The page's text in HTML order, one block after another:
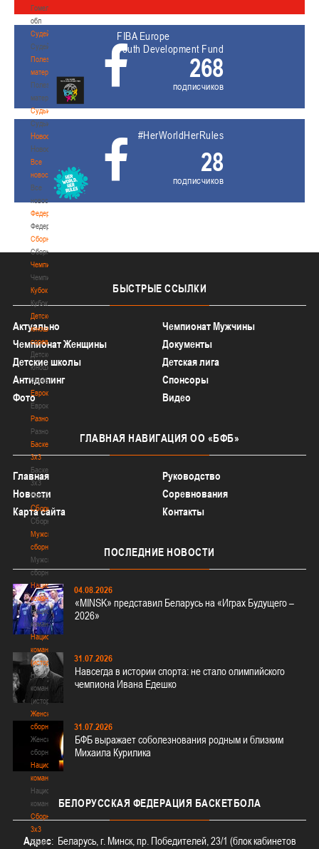
Гомельская
обл
Судейство
Судейство
Полезные
материалы
Полезные
материалы
Судьи
Судьи
Новости
Новости
Все
новости
Все
новости
Федерация
Федерация
Сборные
Сборные
Чемпионат
Чемпионат
Кубок
Кубок
Детско-
юношеские
соревнования
Детско-
юношеские
соревнования
Еврокубки
Еврокубки
Разное
Разное
Баскетбол
3х3
Баскетбол
3х3
Лого[modid=121]
Сборные
Сборные
Мужские
сборные
Мужские
сборные
Национальная
команда
Национальная
команда
Национальная
команда
(история)
Национальная
команда
(история)
Женские
сборные
Женские
сборные
Национальная
команда
Национальная
команда
Сборные
3х3
Сборные
FIBA Europe
Youth Development Fund
268
подписчиков
#HerWorldHerRules
28
подписчиков
БЫСТРЫЕ ССЫЛКИ
Актуально
Чемпионат Мужчины
Чемпионат Женщины
Документы
Детские школы
Детская лига
Антидопинг
Спонсоры
Фото
Видео
ГЛАВНАЯ НАВИГАЦИЯ ОО «БФБ»
Главная
Руководство
Новости
Соревнования
Карта сайта
Контакты
ПОСЛЕДНИЕ НОВОСТИ
04.08.2026
«MINSK» представил Беларусь на «Играх Будущего –
2026»
31.07.2026
Навсегда в истории спорта: не стало олимпийского
чемпиона Ивана Едешко
31.07.2026
БФБ выражает соболезнования родным и близким
Михаила Курилика
БЕЛОРУССКАЯ ФЕДЕРАЦИЯ БАСКЕТБОЛА
Адрес: Беларусь, г. Минск, пр. Победителей, 23/1 (блок кабинетов